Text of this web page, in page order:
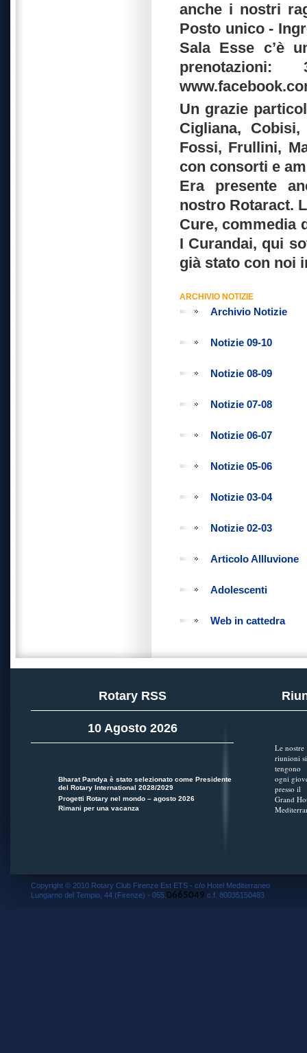
anche i nostri
Posto unico -
Sala Esse c’è
Un grazie
Cigliana,
Fossi, Frullini,
con consorti e
Era presente
nostro Rotaract.
Cure, commedia
I Curandai, qui
già stato con noi
ARCHIVIO NOTIZIE
Archivio Notizie
Notizie 09-10
Notizie 08-09
Notizie 07-08
Notizie 06-07
Notizie 05-06
Notizie 03-04
Notizie 02-03
Articolo Allluvione
Adolescenti
Web in cattedra
Rotary RSS
10 Agosto 2026
Bharat Pandya è stato selezionato come Presidente
del Rotary International 2028/2029
Progetti Rotary nel mondo – agosto 2026
Rimani per una vacanza
Le nostre
riunioni si
tengono
ogni
presso il
Grand
Copyright © 2010 Rotary Club Firenze Est ETS - c/o Hotel Mediterraneo
Lungarno del Tempio, 44 (Firenze) - 055. 0665049 c.f. 80035150483